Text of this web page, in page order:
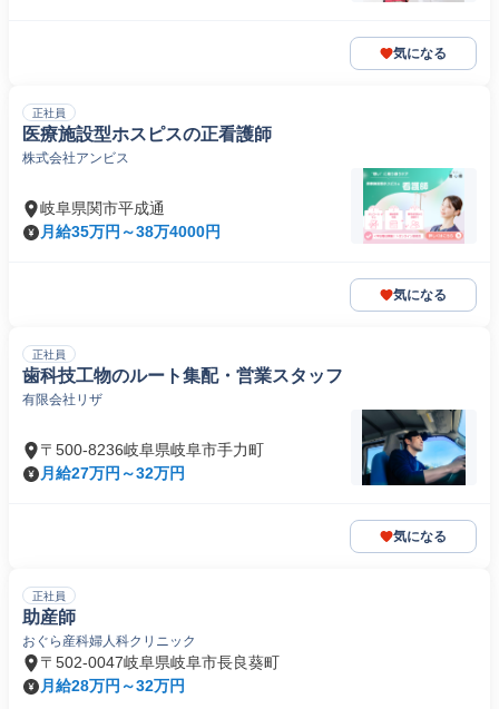
気になる
正社員
医療施設型ホスピスの正看護師
株式会社アンビス
岐阜県関市平成通
月給35万円～38万4000円
気になる
正社員
歯科技工物のルート集配・営業スタッフ
有限会社リザ
〒500-8236岐阜県岐阜市手力町
月給27万円～32万円
気になる
正社員
助産師
おぐら産科婦人科クリニック
〒502-0047岐阜県岐阜市長良葵町
月給28万円～32万円